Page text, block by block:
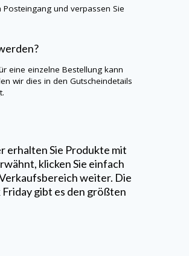
und verpassen Sie
eine einzelne Bestellung kann
wir dies in den Gutscheindetails
erhalten Sie Produkte mit
klicken Sie einfach
weiter. Die
gibt es den größten